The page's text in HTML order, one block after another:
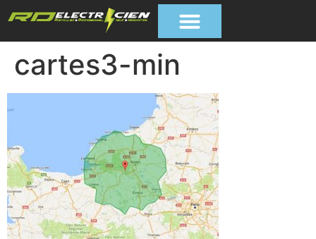
cartes3-min